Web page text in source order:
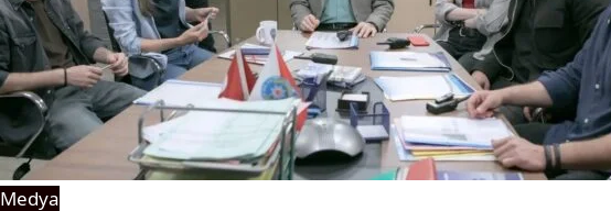
Medya